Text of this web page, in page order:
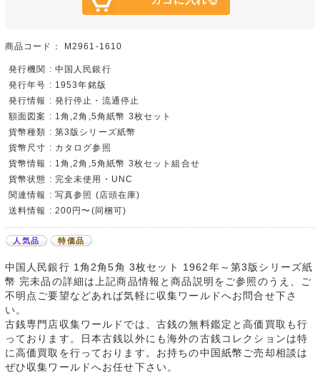
商品コード： M2961-1610
発行機関 : 中国人民銀行
発行年号 : 1953年銘版
発行情報 : 発行停止・流通停止
額面図案 : 1角,2角,5角紙幣 3枚セット
貨幣種類 : 第3版シリーズ紙幣
貨幣尺寸 : カタログ参照
貨幣情報 : 1角,2角,5角紙幣 3枚セット組合せ
貨幣状態 : 完全未使用・UNC
関連情報 : 写真参照 (店頭在庫)
送料情報 : 200円〜(同梱可)
人気品 特価品
中国人民銀行 1角2角5角 3枚セット 1962年～第3版シリーズ紙
幣 完未品の詳細は上記商品情報と商品説明をご参照のうえ、ご
不明点ご要望などあれば気軽に収集ワールドへお問合せ下さ
い。
古銭専門店収集ワールドでは、古銭の無料鑑定と高価買取も行
っております。日本古銭以外にも海外の古銭コレクションは特
に高価買取を行っております。お持ちの中国紙幣ご売却相談は
ぜひ収集ワールドへお任せ下さい。